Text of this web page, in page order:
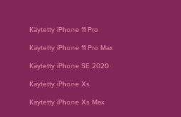
Käytetty iPhone 11 Pro
Käytetty iPhone 11 Pro Max
Käytetty iPhone SE 2020
Käytetty iPhone Xs
Käytetty iPhone Xs Max